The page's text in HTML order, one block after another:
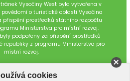
Vysočiny West byla vytvořena v
o turistické oblasti Vysočina
přispění prostředků státního rozpočtu
Ministerstva pro místní rozvoj.
podpořeny za přispění prostředků
republiky z programu Ministerstva pro
místní rozvoj.
cookies